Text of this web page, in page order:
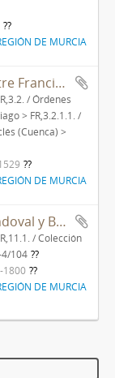
DE MURCIA
Escritura de concordia entre Francisco Rodríguez Sarriá, cura de Juan Abad y Hernando Sánchez Manrique, cura de Beas, por la que se compromente a cesar el pleito pendiente entre ellos sobre la dotación del beneficio de Beas de Segura.
/ Órdenes
> FR,3.2.1.1. /
(Cuenca) >
DE MURCIA
Genealogía de Juan de Sandoval y Bedoya, natural de Beas, caballero de Alcántara.
/ Colección
4/104
1800
DE MURCIA